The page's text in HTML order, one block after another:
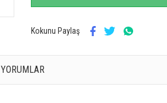
Kokunu Paylaş
YORUMLAR